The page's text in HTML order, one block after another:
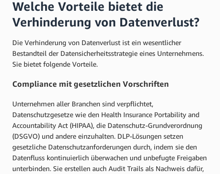
Welche Vorteile bietet die
Verhinderung von Datenverlust?
Die Verhinderung von Datenverlust ist ein wesentlicher
Bestandteil der Datensicherheitsstrategie eines Unternehmens.
Sie bietet folgende Vorteile.
Compliance mit gesetzlichen Vorschriften
Unternehmen aller Branchen sind verpflichtet,
Datenschutzgesetze wie den Health Insurance Portability and
Accountability Act (HIPAA), die Datenschutz-Grundverordnung
(DSGVO) und andere einzuhalten. DLP-Lösungen setzen
gesetzliche Datenschutzanforderungen durch, indem sie den
Datenfluss kontinuierlich überwachen und unbefugte Freigaben
unterbinden. Sie erstellen auch Audit Trails als Nachweis dafür,